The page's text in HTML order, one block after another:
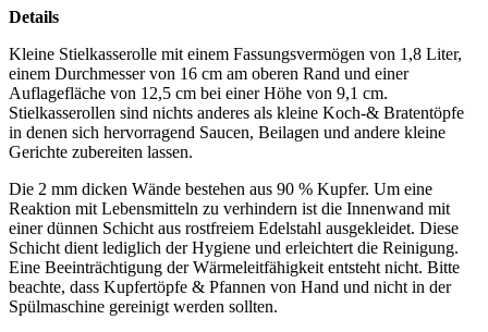
Details
Kleine Stielkasserolle mit einem Fassungsvermögen von 1,8 Liter,
einem Durchmesser von 16 cm am oberen Rand und einer
Auflagefläche von 12,5 cm bei einer Höhe von 9,1 cm.
Stielkasserollen sind nichts anderes als kleine Koch-& Bratentöpfe
in denen sich hervorragend Saucen, Beilagen und andere kleine
Gerichte zubereiten lassen.
Die 2 mm dicken Wände bestehen aus 90 % Kupfer. Um eine
Reaktion mit Lebensmitteln zu verhindern ist die Innenwand mit
einer dünnen Schicht aus rostfreiem Edelstahl ausgekleidet. Diese
Schicht dient lediglich der Hygiene und erleichtert die Reinigung.
Eine Beeinträchtigung der Wärmeleitfähigkeit entsteht nicht. Bitte
beachte, dass Kupfertöpfe & Pfannen von Hand und nicht in der
Spülmaschine gereinigt werden sollten.